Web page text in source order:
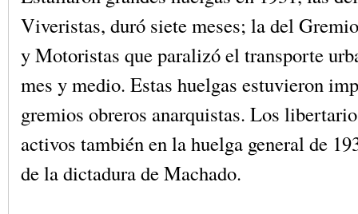
Viveristas, duró siete meses; la del
y Motoristas que paralizó el transporte
mes y medio. Estas huelgas estuvieron
gremios obreros anarquistas. Los
activos también en la huelga general de
de la dictadura de Machado.